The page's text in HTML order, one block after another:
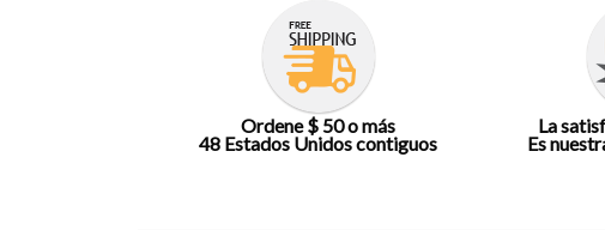
Ordene $ 50 o más
48 Estados Unidos contiguos
La
Es